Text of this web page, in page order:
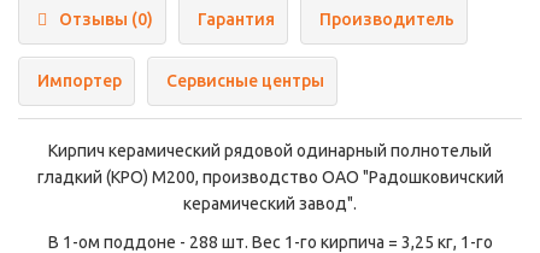
Отзывы (0) Гарантия Производитель
Импортер Сервисные центры
Кирпич керамический рядовой одинарный полнотелый
гладкий (КРО) М200, производство ОАО "Радошковичский
керамический завод".
В 1-ом поддоне - 288 шт. Вес 1-го кирпича = 3,25 кг, 1-го